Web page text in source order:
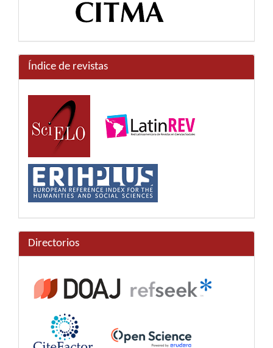
Índice de revistas
Directorios